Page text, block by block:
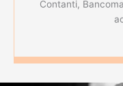
Contanti,